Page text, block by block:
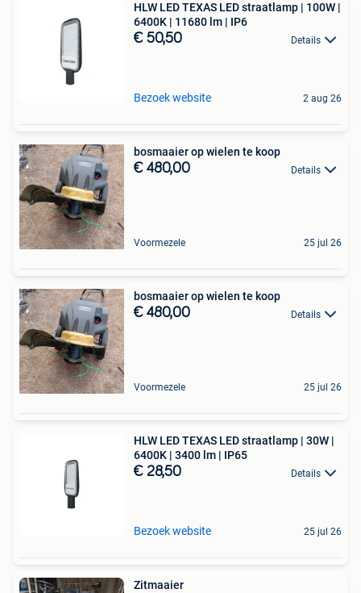
HLW LED TEXAS LED straatlamp | 100W |
6400K | 11680 lm | IP6
€ 50,50 Details
Bezoek website 2 aug 26
bosmaaier op wielen te koop
€ 480,00 Details
Voormezele 25 jul 26
bosmaaier op wielen te koop
€ 480,00 Details
Voormezele 25 jul 26
HLW LED TEXAS LED straatlamp | 30W |
6400K | 3400 lm | IP65
€ 28,50 Details
Bezoek website 25 jul 26
Zitmaaier